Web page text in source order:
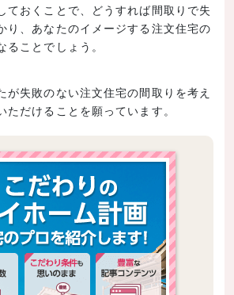
ておくことで、どうすれば間取りで失
り、あなたのイメージする注文住宅の
ことでしょう。
が失敗のない注文住宅の間取りを考え
ただけることを願っています。